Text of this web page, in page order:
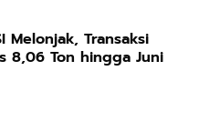
Melonjak, Transaksi
8,06 Ton hingga Juni